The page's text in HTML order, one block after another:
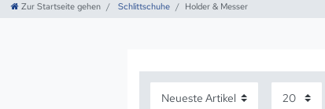
Zur Startseite gehen Schlittschuhe Holder & Messer